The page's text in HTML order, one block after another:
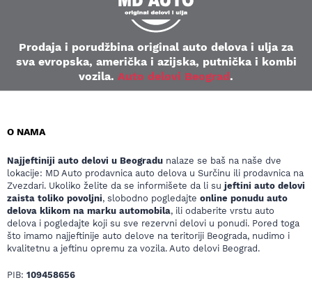
Prodaja i porudžbina original auto delova i ulja za
sva evropska, američka i azijska, putnička i kombi
vozila. Auto delovi Beograd.
O NAMA
Najjeftiniji auto delovi u Beogradu nalaze se baš na naše dve
lokacije: MD Auto prodavnica auto delova u Surčinu ili prodavnica na
Zvezdari. Ukoliko želite da se informišete da li su jeftini auto delovi
zaista toliko povoljni, slobodno pogledajte online ponudu auto
delova klikom na marku automobila, ili odaberite vrstu auto
delova i pogledajte koji su sve rezervni delovi u ponudi. Pored toga
što imamo najjeftinije auto delove na teritoriji Beograda, nudimo i
kvalitetnu a jeftinu opremu za vozila. Auto delovi Beograd.
PIB: 109458656